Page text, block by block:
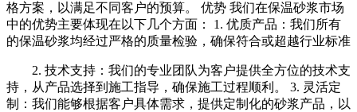
格方案，以满足不同客户的预算。 优势 我们在保温砂浆市场
中的优势主要体现在以下几个方面： 1. 优质产品：我们所有
的保温砂浆均经过严格的质量检验，确保符合或超越行业标准
2. 技术支持：我们的专业团队为客户提供全方位的技术支
持，从产品选择到施工指导，确保施工过程顺利。 3. 灵活定
制：我们能够根据客户具体需求，提供定制化的砂浆产品，以